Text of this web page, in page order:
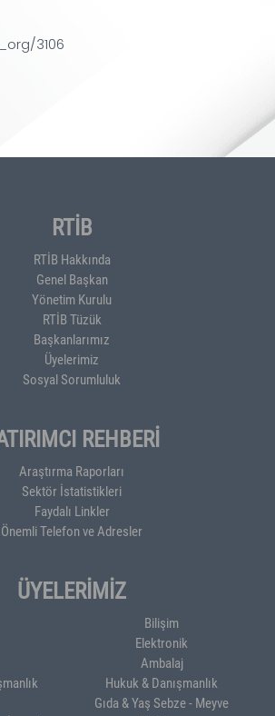
3106
RTİB
RTİB Hakkında
Genel Başkan
Yönetim Kurulu
RTİB Tüzük
Başkanlarımız
Üyelerimiz
Sosyal Sorumluluk
REHBERİ
Araştırma Raporları
Sektör İstatistikleri
Faydalı Linkler
Önemli Telefon ve Adresler
ÜYELERİMİZ
Bilişim
Elektronik
Ambalaj
Hukuk & Danışmanlık
Gıda & Yaş Sebze - Meyve